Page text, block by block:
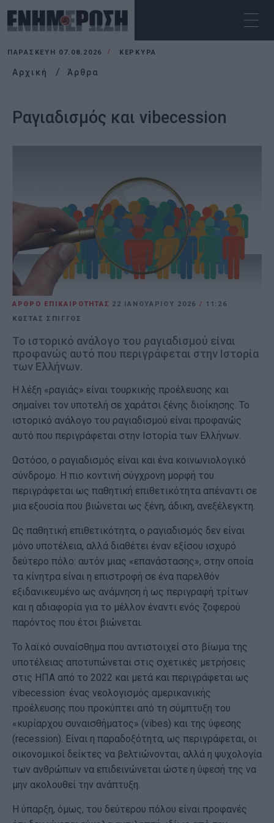
ΠΑΡΑΣΚΕΥΉ 07.08.2026 ΚΕΡΚΥΡΑ
Αρχική Άρθρα
Ραγιαδισμός και vibecession
ΑΡΘΡΟ ΕΠΙΚΑΙΡΟΤΗΤΑΣ 22 ΙΑΝΟΥΑΡΊΟΥ 2026 / 11:26
ΚΩΣΤΑΣ ΣΠΙΓΓΟΣ
Το ιστορικό ανάλογο του ραγιαδισμού είναι
προφανώς αυτό που περιγράφεται στην Ιστορία
των Ελλήνων.
Η λέξη «ραγιάς» είναι τουρκικής προέλευσης και
σημαίνει τον υποτελή σε χαράτσι ξένης διοίκησης. Το
ιστορικό ανάλογο του ραγιαδισμού είναι προφανώς
αυτό που περιγράφεται στην Ιστορία των Ελλήνων.
Ωστόσο, ο ραγιαδισμός είναι και ένα κοινωνιολογικό
σύνδρομο. Η πιο κοντινή σύγχρονη μορφή του
περιγράφεται ως παθητική επιθετικότητα απέναντι σε
μια εξουσία που βιώνεται ως ξένη, άδικη, ανεξέλεγκτη.
Ως παθητική επιθετικότητα, ο ραγιαδισμός δεν είναι
μόνο υποτέλεια, αλλά διαθέτει έναν εξίσου ισχυρό
δεύτερο πόλο: αυτόν μιας «επανάστασης», στην οποία
τα κίνητρα είναι η επιστροφή σε ένα παρελθόν
εξιδανικευμένο ως ανάμνηση ή ως περιγραφή τρίτων
και η αδιαφορία για το μέλλον έναντι ενός ζοφερού
παρόντος που έτσι βιώνεται.
Το λαϊκό συναίσθημα που αντιστοιχεί στο βίωμα της
υποτέλειας αποτυπώνεται στις σχετικές μετρήσεις
στις ΗΠΑ από το 2022 και μετά και περιγράφεται ως
vibecession· ένας νεολογισμός αμερικανικής
προέλευσης που προκύπτει από τη σύμπτυξη του
«κυρίαρχου συναισθήματος» (vibes) και της ύφεσης
(recession). Είναι η παραδοξότητα, ως περιγράφεται, οι
οικονομικοί δείκτες να βελτιώνονται, αλλά η ψυχολογία
των ανθρώπων να επιδεινώνεται ώστε η ύφεσή της να
μην ακολουθεί την ανάπτυξη.
Η ύπαρξη, όμως, του δεύτερου πόλου είναι προφανές